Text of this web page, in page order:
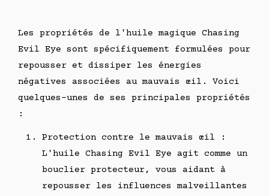
Les propriétés de l'huile magique Chasing
Evil Eye sont spécifiquement formulées pour
repousser et dissiper les énergies
négatives associées au mauvais œil. Voici
quelques-unes de ses principales propriétés
:
Protection contre le mauvais œil :
L'huile Chasing Evil Eye agit comme un
bouclier protecteur, vous aidant à
repousser les influences malveillantes